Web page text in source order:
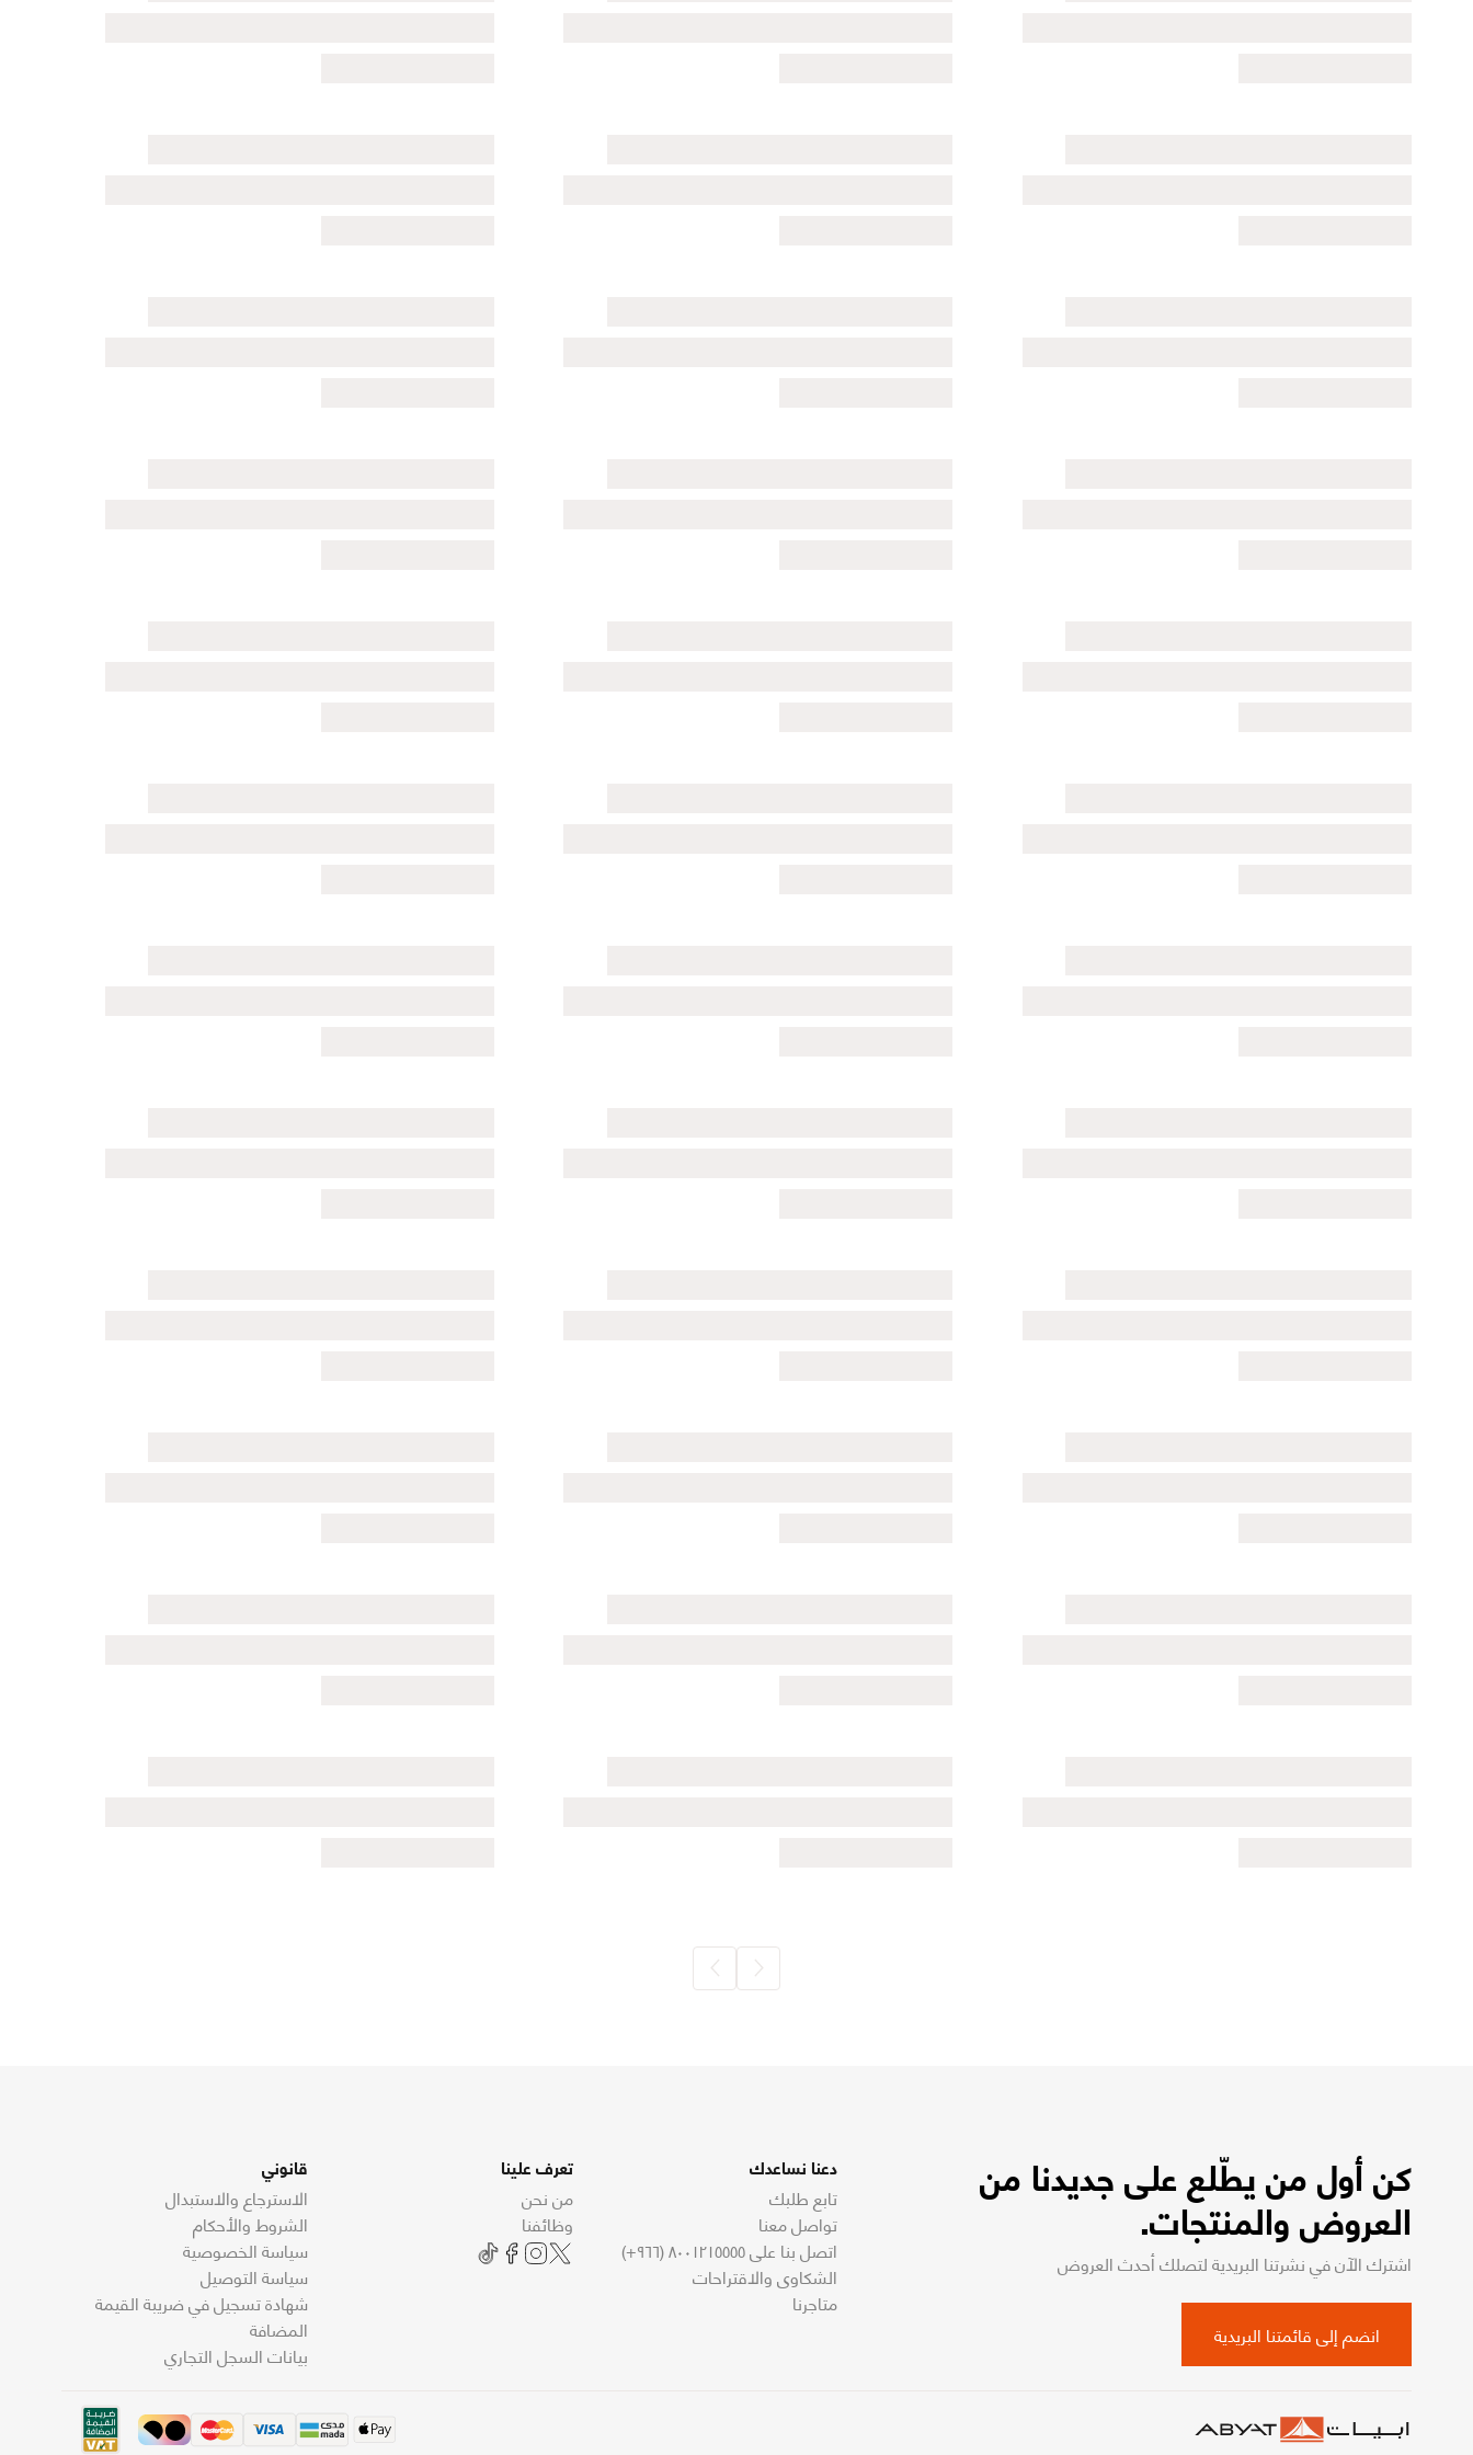
كن أول من يطّلع على جديدنا من
العروض والمنتجات.
اشترك الآن في نشرتنا البريدية لتصلك أحدث العروض
انضم إلى قائمتنا البريدية
دعنا نساعدك
تابع طلبك
تواصل معنا
اتصل بنا على ٨٠٠١٢١٥٥٥٥ (٩٦٦+)
الشكاوى والاقتراحات
متاجرنا
تعرف علينا
من نحن
وظائفنا
قانوني
الاسترجاع والاستبدال
الشروط والأحكام
سياسة الخصوصية
سياسة التوصيل
شهادة تسجيل في ضريبة القيمة
المضافة
بيانات السجل التجاري